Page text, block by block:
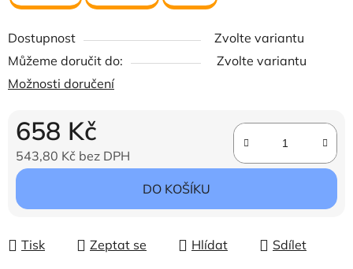
Dostupnost
Zvolte variantu
Můžeme doručit do:
Zvolte variantu
Možnosti doručení
658 Kč
543,80 Kč bez DPH
Měrná cena:
DO KOŠÍKU
Tisk Zeptat se Hlídat Sdílet